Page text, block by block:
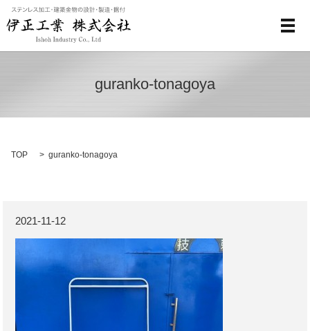
メ
guranko-tonagoya
TOP guranko-tonagoya
2021-11-12